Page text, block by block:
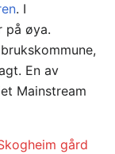
. I
på øya.
En av
Mainstream
gård